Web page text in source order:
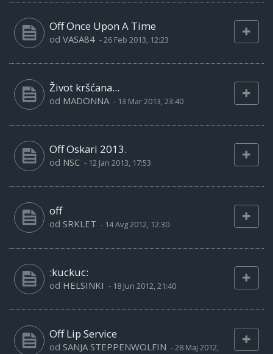
Off Once Upon A Time
od VASA84 -26 Feb 2013, 12:23
Život kršćana...
od MADONNA - 13 Mar 2013, 23:40
Off Oskari 2013.
od NSC - 12 Jan 2013, 17:53
off
od SRKLET - 14 Avg 2012, 12:30
:kuckuc:
od HELSINKI - 18 Jun 2012, 21:40
Off Lip Service
od SANJA STEPPENWOLFIN -28 Maj 2012,